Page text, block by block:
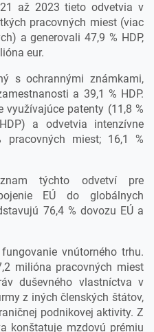
až 2023 tieto odvetvia v
pracovných miest (viac
a generovali 47,9 % HDP,
eur.
s ochrannými známkami,
a 39,1 % HDP.
využívajúce patenty (11,8 %
a odvetvia intenzívne
pracovných miest; 16,1 %
týchto odvetví pre
EÚ do globálnych
76,4 % dovozu EÚ a
vnútorného trhu.
milióna pracovných miest
duševného vlastníctva v
z iných členských štátov,
podnikovej aktivity. Z
konštatuje mzdovú prémiu